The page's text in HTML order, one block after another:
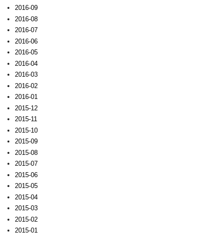
2016-09
2016-08
2016-07
2016-06
2016-05
2016-04
2016-03
2016-02
2016-01
2015-12
2015-11
2015-10
2015-09
2015-08
2015-07
2015-06
2015-05
2015-04
2015-03
2015-02
2015-01